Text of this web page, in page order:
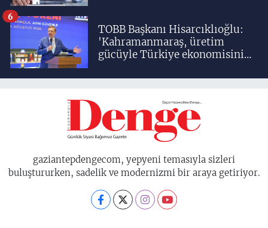
TOBB Başkanı Hisarcıklıoğlu:
'Kahramanmaraş, üretim
gücüyle Türkiye ekonomisinin
birisidir'
6
gaziantepdengecom, yepyeni temasıyla sizleri
buluştururken, sadelik ve modernizmi bir araya getiriyor.